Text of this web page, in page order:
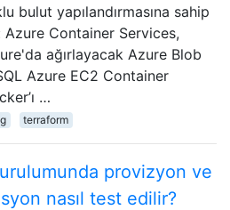
bulut yapılandırmasına sahip
Container Services,
ağırlayacak Azure Blob
Azure EC2 Container
…
terraform
provizyon ve
nasıl test edilir?